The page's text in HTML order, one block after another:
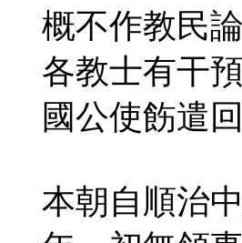
概不作教民
各教士有干
國公使飭遣
本朝自順治